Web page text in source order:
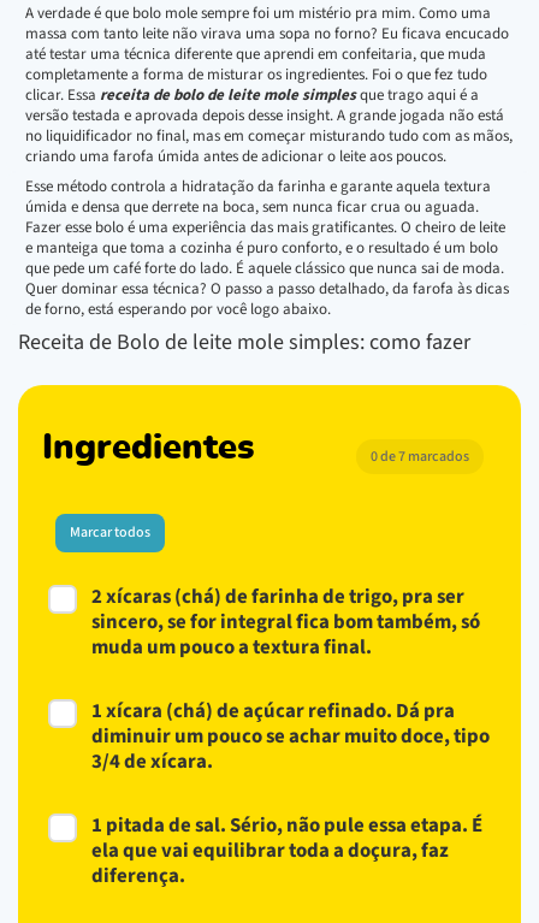
A verdade é que bolo mole sempre foi um mistério pra mim. Como uma
massa com tanto leite não virava uma sopa no forno? Eu ficava encucado
até testar uma técnica diferente que aprendi em confeitaria, que muda
completamente a forma de misturar os ingredientes. Foi o que fez tudo
clicar. Essa receita de bolo de leite mole simplesque trago aqui é a
versão testada e aprovada depois desse insight. A grande jogada não está
no liquidificador no final, mas em começar misturando tudo com as mãos,
criando uma farofa úmida antes de adicionar o leite aos poucos.
Esse método controla a hidratação da farinha e garante aquela textura
úmida e densa que derrete na boca, sem nunca ficar crua ou aguada.
Fazer esse bolo é uma experiência das mais gratificantes. O cheiro de leite
e manteiga que toma a cozinha é puro conforto, e o resultado é um bolo
que pede um café forte do lado. É aquele clássico que nunca sai de moda.
Quer dominar essa técnica? O passo a passo detalhado, da farofa às dicas
de forno, está esperando por você logo abaixo.
Receita de Bolo de leite mole simples: como fazer
Ingredientes 0 de 7 marcados
Marcar todos
2 xícaras (chá) de farinha de trigo, pra ser
sincero, se for integral fica bom também, só
muda um pouco a textura final.
1 xícara (chá) de açúcar refinado. Dá pra
diminuir um pouco se achar muito doce, tipo
3/4 de xícara.
1 pitada de sal. Sério, não pule essa etapa. É
ela que vai equilibrar toda a doçura, faz
diferença.